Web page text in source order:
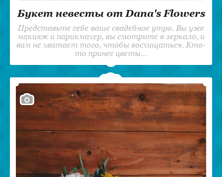
Букет невесты от Dana's Flowers
Представьте себе ваше свадебное утро. Вы уже
макияж и парикмахер, вы смотрите в зеркало, и
вам не хватает того, чтобы восхищаться. Кто-
то принес цветы…